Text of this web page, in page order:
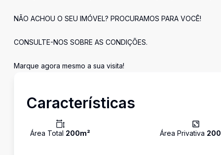
NÃO ACHOU O SEU IMÓVEL? PROCURAMOS PARA VOCÊ!
CONSULTE-NOS SOBRE AS CONDIÇÕES.
Marque agora mesmo a sua visita!
Características
Área Total 200m² Área Privativa 200